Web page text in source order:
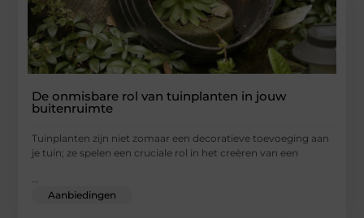
De onmisbare rol van tuinplanten in jouw
buitenruimte
Tuinplanten zijn niet zomaar een decoratieve toevoeging aan
je tuin; ze spelen een cruciale rol in het creëren van een
...
Aanbiedingen